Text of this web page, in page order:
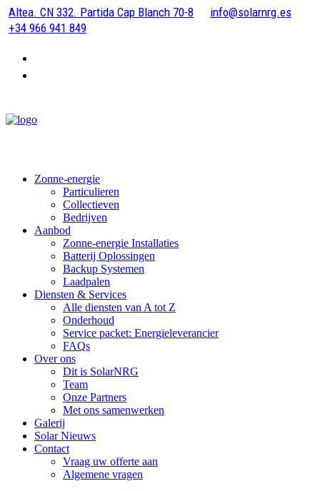
Altea. CN 332. Partida Cap Blanch 70-8
info@solarnrg.es
+34 966 941 849
Zonne-energie
Particulieren
Collectieven
Bedrijven
Aanbod
Zonne-energie Installaties
Batterij Oplossingen
Backup Systemen
Laadpalen
Diensten & Services
Alle diensten van A tot Z
Onderhoud
Service packet: Energieleverancier
FAQs
Over ons
Dit is SolarNRG
Team
Onze Partners
Met ons samenwerken
Galerij
Solar Nieuws
Contact
Vraag uw offerte aan
Algemene vragen